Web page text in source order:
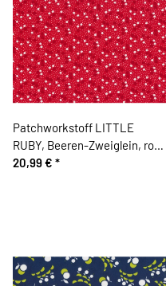
Patchworkstoff LITTLE
RUBY, Beeren-Zweiglein, rot-
gebrochenes weiß, Moda
20,99 € *